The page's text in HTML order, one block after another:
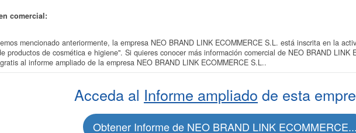
comercial:
mencionado anteriormente, la empresa NEO BRAND LINK ECOMMERCE S.L. está inscrita en la
productos de cosmética e higiene". Si quieres conocer más información comercial de NEO BRAND LINK
al informe ampliado de la empresa NEO BRAND LINK ECOMMERCE S.L..
Acceda al Informe ampliado de esta
Obtener Informe de NEO BRAND LINK